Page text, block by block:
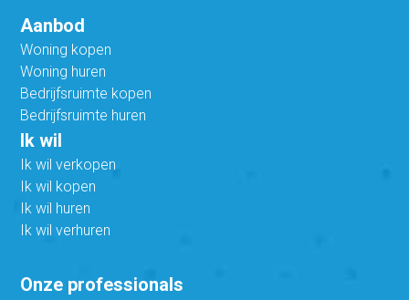
Aanbod
Woning kopen
Woning huren
Bedrijfsruimte kopen
Bedrijfsruimte huren
Ik wil
Ik wil verkopen
Ik wil kopen
Ik wil huren
Ik wil verhuren
Onze professionals